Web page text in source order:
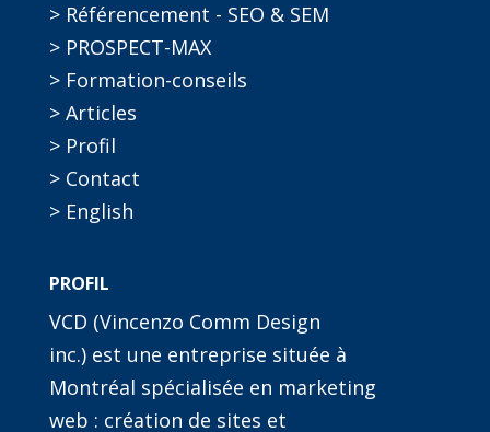
> Référencement - SEO & SEM
> PROSPECT-MAX
> Formation-conseils
> Articles
> Profil
> Contact
> English
PROFIL
VCD (Vincenzo Comm Design
inc.) est une entreprise située à
Montréal spécialisée en marketing
web : création de sites et